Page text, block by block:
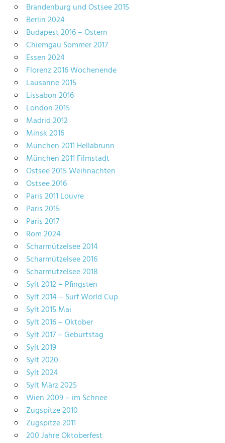
Brandenburg und Ostsee 2015
Berlin 2024
Budapest 2016 – Ostern
Chiemgau Sommer 2017
Essen 2024
Florenz 2016 Wochenende
Lausanne 2015
Lissabon 2016
London 2015
Madrid 2012
Minsk 2016
München 2011 Hellabrunn
München 2011 Filmstadt
Ostsee 2015 Weihnachten
Ostsee 2016
Paris 2011 Louvre
Paris 2015
Paris 2017
Rom 2024
Scharmützelsee 2014
Scharmützelsee 2016
Scharmützelsee 2018
Sylt 2012 – Pfingsten
Sylt 2014 – Surf World Cup
Sylt 2015 Mai
Sylt 2016 – Oktober
Sylt 2017 – Geburtstag
Sylt 2019
Sylt 2020
Sylt 2024
Sylt März 2025
Wien 2009 – im Schnee
Zugspitze 2010
Zugspitze 2011
200 Jahre Oktoberfest